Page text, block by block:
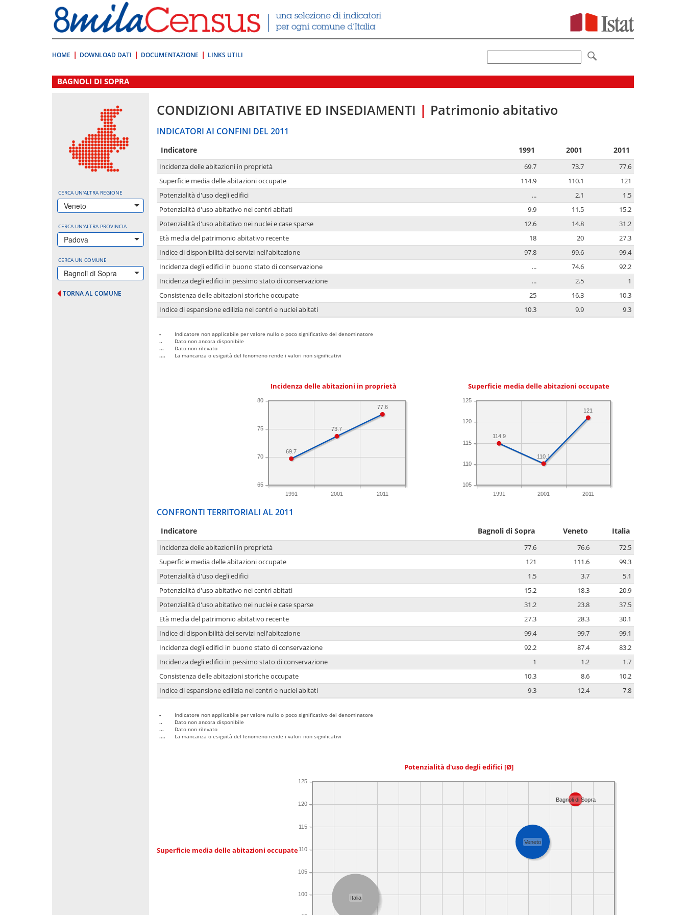
direttamente
a:
Contenuto
HOME DOWNLOAD DATI DOCUMENTAZIONE LINKS UTILI
.
BAGNOLI DI SOPRA
CERCA UN'ALTRA REGIONE
Veneto
CERCA UN'ALTRA PROVINCIA
Padova
CERCA UN COMUNE
Bagnoli di Sopra
TORNA AL COMUNE
CONDIZIONI ABITATIVE ED INSEDIAMENTI | Patrimonio abitativo
INDICATORI AI CONFINI DEL 2011
Indicatore 1991 2001 2011
Incidenza delle abitazioni in proprietà 69.7 73.7
77.6
Superficie media delle abitazioni occupate
114.9 110.1
121
Potenzialità d'uso degli edifici
... 2.1
1.5
Potenzialità d'uso abitativo nei centri abitati
9.9 11.5
15.2
Potenzialità d'uso abitativo nei nuclei e case sparse
12.6 14.8
31.2
Età media del patrimonio abitativo recente
18 20
27.3
Indice di disponibilità dei servizi nell'abitazione
97.8 99.6
99.4
Incidenza degli edifici in buono stato di conservazione
... 74.6
92.2
Incidenza degli edifici in pessimo stato di conservazione
... 2.5
1
Consistenza delle abitazioni storiche occupate
25 16.3
10.3
Indice di espansione edilizia nei centri e nuclei abitati
10.3 9.9 9.3
-
Indicatore non applicabile per valore nullo o poco significativo del denominatore
..
Dato non ancora disponibile
...
Dato non rilevato
....
La mancanza o esiguità del fenomeno rende i valori non significativi
Incidenza delle abitazioni in proprietà
1991 2001 2011
65
70
75
80
77.6
73.7
69.7
Superficie media delle abitazioni occupate
1991 2001 2011
105
110
115
120
125
121
110.1
114.9
CONFRONTI TERRITORIALI AL 2011
Indicatore Bagnoli di Sopra Veneto Italia
Incidenza delle abitazioni in proprietà 77.6 76.6
72.5
Superficie media delle abitazioni occupate
121 111.6
99.3
Potenzialità d'uso degli edifici
1.5 3.7
5.1
Potenzialità d'uso abitativo nei centri abitati
15.2 18.3
20.9
Potenzialità d'uso abitativo nei nuclei e case sparse
31.2 23.8
37.5
Età media del patrimonio abitativo recente
27.3 28.3
30.1
Indice di disponibilità dei servizi nell'abitazione
99.4 99.7
99.1
Incidenza degli edifici in buono stato di conservazione
92.2 87.4
83.2
Incidenza degli edifici in pessimo stato di conservazione
1 1.2
1.7
Consistenza delle abitazioni storiche occupate
10.3 8.6
10.2
Indice di espansione edilizia nei centri e nuclei abitati
9.3 12.4 7.8
-
Indicatore non applicabile per valore nullo o poco significativo del denominatore
..
Dato non ancora disponibile
...
Dato non rilevato
....
La mancanza o esiguità del fenomeno rende i valori non significativi
Potenzialità d'uso degli edifici [Ø]
Superficie media delle abitazioni occupate
100
105
110
115
120
125
Italia
Veneto
Bagnoli di Sopra